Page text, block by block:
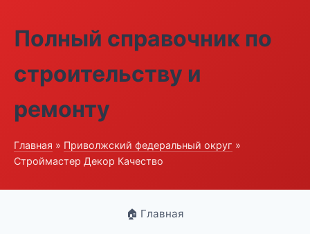
Полный справочник по
строительству и
ремонту
Главная » Приволжский федеральный округ »
Строймастер Декор Качество
🏠 Главная